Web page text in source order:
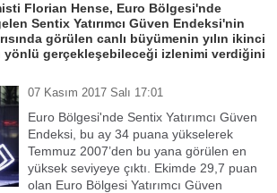
Florian Hense, Euro Bölgesi'nde
Sentix Yatırımcı Güven Endeksi'nin
görülen canlı büyümenin yılın ikinci
yönlü gerçekleşebileceği izlenimi verdiğini
07 Kasım 2017 Salı 17:01
Euro Bölgesi'nde Sentix Yatırımcı Güven
Endeksi, bu ay 34 puana yükselerek
Temmuz 2007’den bu yana görülen en
yüksek seviyeye çıktı. Ekimde 29,7 puan
olan Euro Bölgesi Yatırımcı Güven